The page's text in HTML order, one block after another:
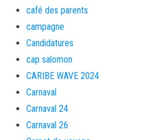
café des parents
campagne
Candidatures
cap salomon
CARIBE WAVE 2024
Carnaval
Carnaval 24
Carnaval 26